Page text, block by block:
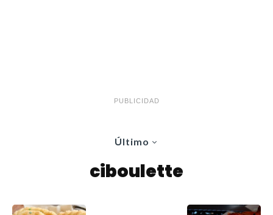
PUBLICIDAD
Último
ciboulette